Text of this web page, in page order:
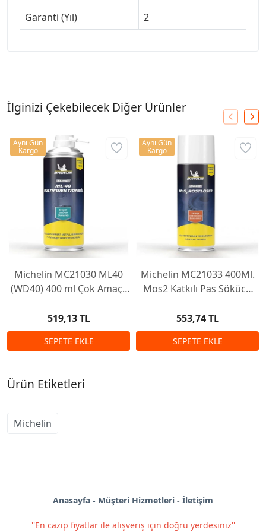
Garanti (Yıl)
2
İlginizi Çekebilecek Diğer Ürünler
Michelin MC21030 ML40
(WD40) 400 ml Çok Amaçlı
Sprey
519,13 TL
Aynı Gün
Kargo
Michelin MC21033 400Ml.
Mos2 Katkılı Pas Sökücü
553,74 TL
Aynı Gün
Kargo
Ürün Etiketleri
Michelin
Anasayfa - Müşteri Hizmetleri - İletişim
''En cazip fiyatlar ile alışveriş için doğru yerdesiniz''